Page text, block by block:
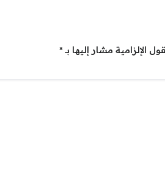
الإلزامية مشار إليها بـ*